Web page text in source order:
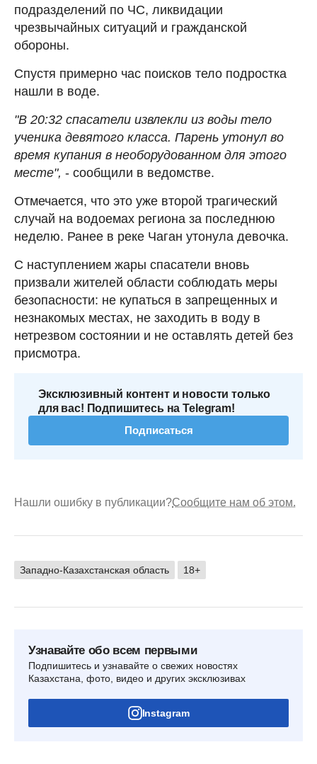
подразделений по ЧС, ликвидации
чрезвычайных ситуаций и гражданской
обороны.
Спустя примерно час поисков тело подростка
нашли в воде.
"В 20:32 спасатели извлекли из воды тело
ученика девятого класса. Парень утонул во
время купания в необорудованном для этого
месте", - сообщили в ведомстве.
Отмечается, что это уже второй трагический
случай на водоемах региона за последнюю
неделю. Ранее в реке Чаган утонула девочка.
С наступлением жары спасатели вновь
призвали жителей области соблюдать меры
безопасности: не купаться в запрещенных и
незнакомых местах, не заходить в воду в
нетрезвом состоянии и не оставлять детей без
присмотра.
Эксклюзивный контент и новости только
для вас! Подпишитесь на Telegram!
Подписаться
Нашли ошибку в публикации?Сообщите нам об этом.
Западно-Казахстанская область 18+
Узнавайте обо всем первыми
Подпишитесь и узнавайте о свежих новостях
Казахстана, фото, видео и других эксклюзивах
Instagram